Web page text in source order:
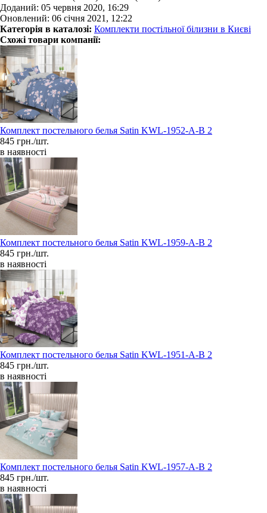
Доданий: 05 червня 2020, 16:29
Оновлений: 06 січня 2021, 12:22
Категорія в каталозі: Комплекти постільної білизни в Києві
Схожі товари компанії:
Комплект постельного белья Satin KWL-1952-A-B 2
845 грн./шт.
в наявності
Комплект постельного белья Satin KWL-1959-A-B 2
845 грн./шт.
в наявності
Комплект постельного белья Satin KWL-1951-A-B 2
845 грн./шт.
в наявності
Комплект постельного белья Satin KWL-1957-A-B 2
845 грн./шт.
в наявності